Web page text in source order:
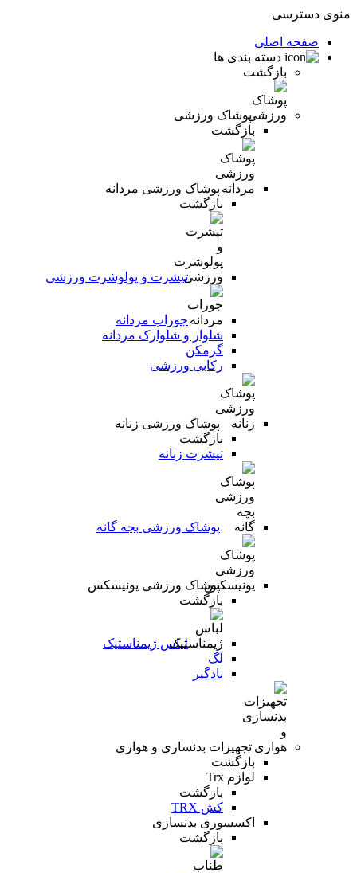
منوی دسترسی
صفحه اصلی
دسته بندی ها
بازگشت
پوشاک ورزشی
بازگشت
پوشاک ورزشی مردانه
بازگشت
تیشرت و پولوشرت ورزشی
جوراب مردانه
شلوار و شلوارک مردانه
گرمکن
رکابی ورزشی
پوشاک ورزشی زنانه
بازگشت
تیشرت زنانه
پوشاک ورزشی بچه گانه
پوشاک ورزشی یونیسکس
بازگشت
لباس ژیمناستیک
لگ
بادگیر
تجهیزات بدنسازی و هوازی
بازگشت
لوازم Trx
بازگشت
کش TRX
اکسسوری بدنسازی
بازگشت